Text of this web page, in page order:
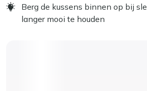
Berg de kussens binnen op bij
langer mooi te houden